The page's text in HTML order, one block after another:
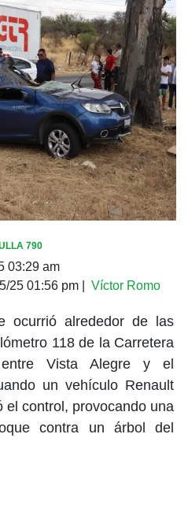
790
03:29 am
25 01:56 pm| Víctor Romo
ocurrió alrededor de las
118 de la Carretera
Vista Alegre y el
un vehículo Renault
el control, provocando una
contra un árbol del